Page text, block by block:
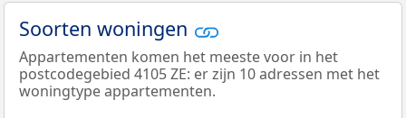
Soorten woningen
Appartementen komen het meeste voor in het
postcodegebied 4105 ZE: er zijn 10 adressen met het
woningtype appartementen.